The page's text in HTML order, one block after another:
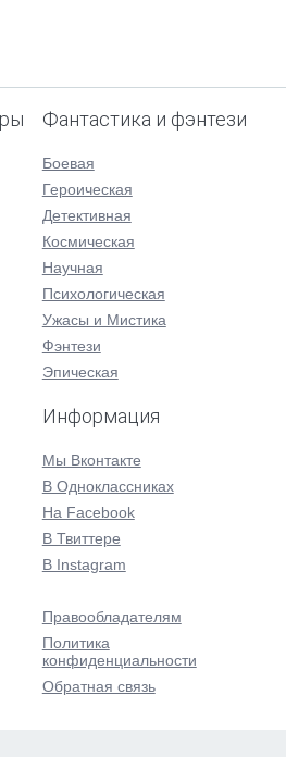
Фантастика и фэнтези
Боевая
Героическая
Детективная
Космическая
Научная
Психологическая
Ужасы и Мистика
Фэнтези
Эпическая
Информация
Мы Вконтакте
В Одноклассниках
На Facebook
В Твиттере
В Instagram
Правообладателям
Политика
конфиденциальности
Обратная связь